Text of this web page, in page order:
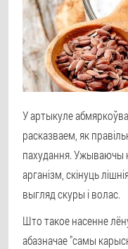
У артыкуле
расказваем, як
пахудання. Ужываючы
арганізм, скінуць
выгляд скуры і волас.
Што такое насенне
абазначае "самы